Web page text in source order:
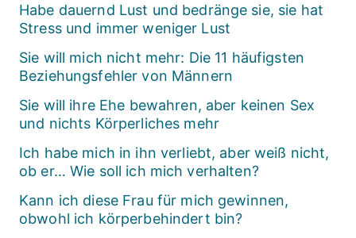
Habe dauernd Lust und bedränge sie, sie hat
Stress und immer weniger Lust
Sie will mich nicht mehr: Die 11 häufigsten
Beziehungsfehler von Männern
Sie will ihre Ehe bewahren, aber keinen Sex
und nichts Körperliches mehr
Ich habe mich in ihn verliebt, aber weiß nicht,
ob er… Wie soll ich mich verhalten?
Kann ich diese Frau für mich gewinnen,
obwohl ich körperbehindert bin?